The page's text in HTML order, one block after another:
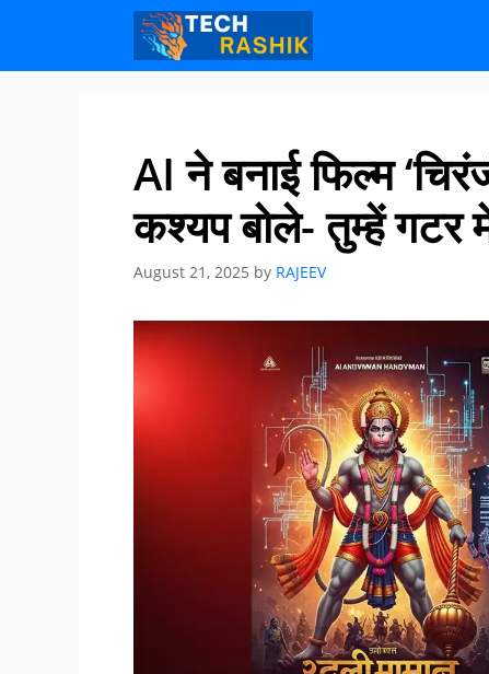
content
content
AI ने बनाई फिल्म
कश्यप बोले- तुम्हें गटर में
August 21, 2025 by RAJEEV